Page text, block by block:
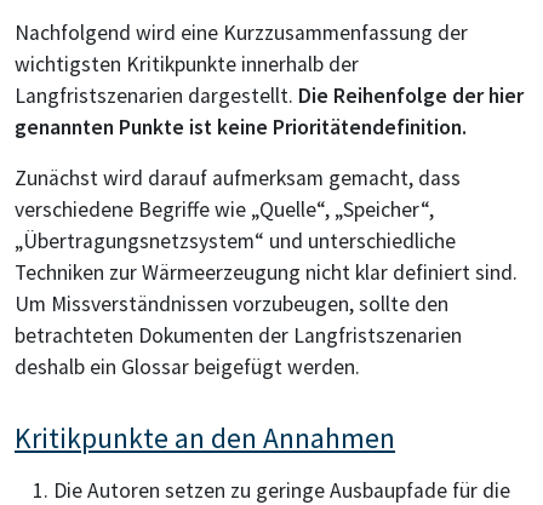
Nachfolgend wird eine Kurzzusammenfassung der
wichtigsten Kritikpunkte innerhalb der
Langfristszenarien dargestellt. Die Reihenfolge der hier
genannten Punkte ist keine Prioritätendefinition.
Zunächst wird darauf aufmerksam gemacht, dass
verschiedene Begriffe wie „Quelle“, „Speicher“,
„Übertragungsnetzsystem“ und unterschiedliche
Techniken zur Wärmeerzeugung nicht klar definiert sind.
Um Missverständnissen vorzubeugen, sollte den
betrachteten Dokumenten der Langfristszenarien
deshalb ein Glossar beigefügt werden.
Kritikpunkte an den Annahmen
Die Autoren setzen zu geringe Ausbaupfade für die